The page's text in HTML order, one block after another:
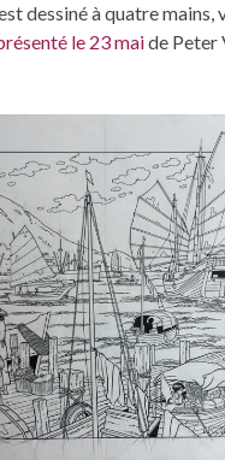
dessiné à quatre mains,
le 23 maide Peter